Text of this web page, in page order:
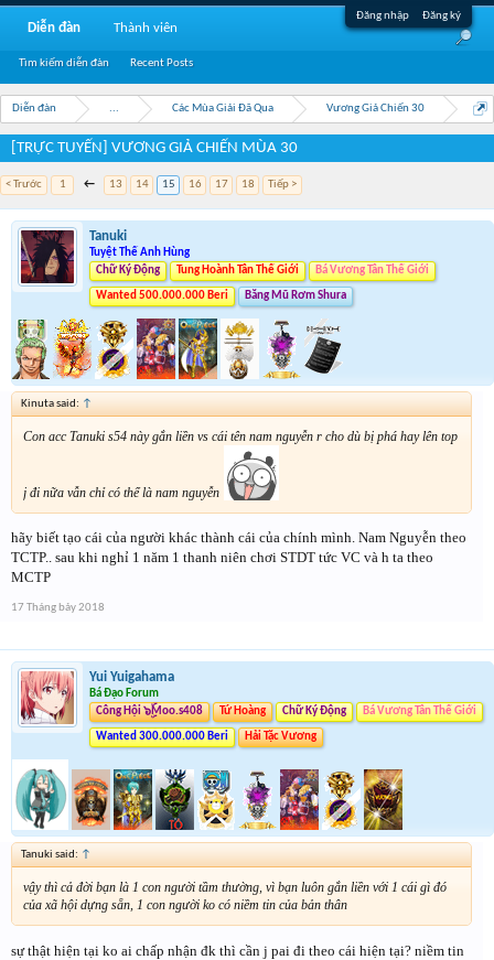
Đăng nhập Đăng ký
Diễn đàn ... Các Mùa Giải Đã Qua Vương Giả Chiến 30
[TRỰC TUYẾN] VƯƠNG GIẢ CHIẾN MÙA 30
< Trước 1 ← 13 14 15 16 17 18 Tiếp >
Tanuki
Tuyệt Thế Anh Hùng
Chữ Ký Động
Tung Hoành Tân Thế Giới Bá Vương Tân Thế Giới
Wanted 500.000.000 Beri Băng Mũ Rơm Shura
Kinuta said: ↑
Con acc Tanuki s54 này gắn liền vs cái tên nam nguyễn r cho dù bị phá hay lên top
j đi nữa vẫn chỉ có thể là nam nguyễn
hãy biết tạo cái của người khác thành cái của chính mình. Nam Nguyễn theo
TCTP.. sau khi nghỉ 1 năm 1 thanh niên chơi STDT tức VC và h ta theo
MCTP
17 Tháng bảy 2018
Yui Yuigahama
Bá Đạo Forum
Công Hội ๖ۣۜMoo.s408
Tứ Hoàng Chữ Ký Động Bá Vương Tân Thế Giới
Wanted 300.000.000 Beri Hải Tặc Vương
Tanuki said: ↑
vậy thì cả đời bạn là 1 con người tầm thường, vì bạn luôn gắn liền với 1 cái gì đó
của xã hội dựng sẵn, 1 con người ko có niềm tin của bản thân
sự thật hiện tại ko ai chấp nhận đk thì cần j pai đi theo cái hiện tại? niềm tin
Diễn đàn
Tìm kiếm diễn đàn Recent Posts
Thành viên